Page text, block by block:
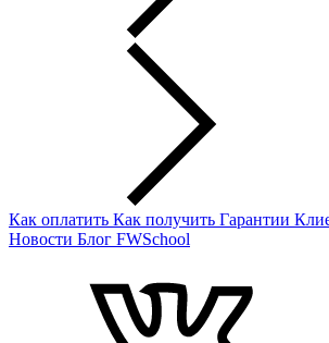
Как оплатить Как получить Гарантии
Новости Блог FWSchool